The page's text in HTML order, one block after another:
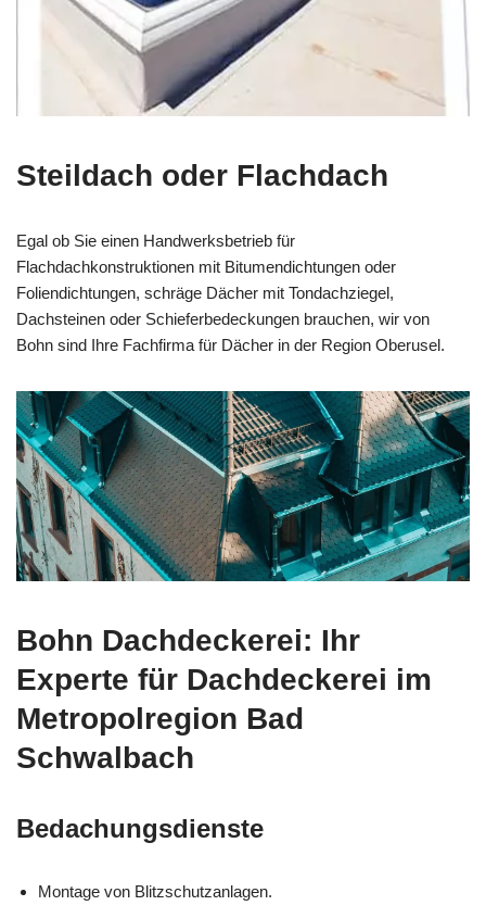
Steildach oder Flachdach
Egal ob Sie einen Handwerksbetrieb für
Flachdachkonstruktionen mit Bitumendichtungen oder
Foliendichtungen, schräge Dächer mit Tondachziegel,
Dachsteinen oder Schieferbedeckungen brauchen, wir von
Bohn sind Ihre Fachfirma für Dächer in der Region Oberusel.
Bohn Dachdeckerei: Ihr
Experte für Dachdeckerei im
Metropolregion Bad
Schwalbach
Bedachungsdienste
Montage von Blitzschutzanlagen.